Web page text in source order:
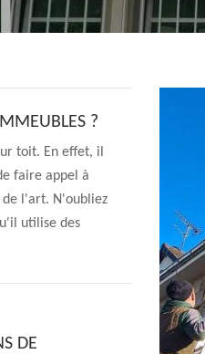
?
toit. En effet, il
faire appel à
de l'art. N'oubliez
utilise des
DE